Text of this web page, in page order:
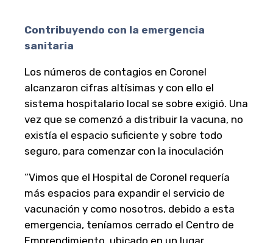
Contribuyendo con la emergencia
sanitaria
Los números de contagios en Coronel
alcanzaron cifras altísimas y con ello el
sistema hospitalario local se sobre exigió. Una
vez que se comenzó a distribuir la vacuna, no
existía el espacio suficiente y sobre todo
seguro, para comenzar con la inoculación
“Vimos que el Hospital de Coronel requería
más espacios para expandir el servicio de
vacunación y como nosotros, debido a esta
emergencia, teníamos cerrado el Centro de